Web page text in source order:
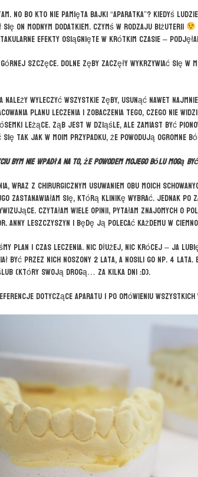
No bo kto nie pamięta bajki “Aparatka”? Kiedyś
się on modnym dodatkiem. Czymś w rodzaju biżuterii
efekty osiągnięte w krótkim czasie –
szczęce. Dolne zęby zaczęły wykrzywiać się w
należy wyleczyć wszystkie zęby, usunąć nawet
planu leczenia i zobaczenia tego, czego nie
ósemki leżące. Ząb jest w dziąśle, ale zamiast być
tak jak w moim przypadku, że powodują ogromne
bym nie wpadła na to, że powodem mojego bólu mogą
wraz z chirurgicznym usuwaniem obu moich
zastanawiałam się, którą klinikę wybrać. Jednak
Czytałam wiele opinii, pytałam znajomych o
Leszczyszyn i będę ją polecać każdemu w
plan i czas leczenia. Nic dłużej, nic krócej – ja
być przez nich noszony 2 lata, a nosili go np. 4 lata.
ślub (który swoją drogą… za kilka dni :D).
dotyczące aparatu i po omówieniu